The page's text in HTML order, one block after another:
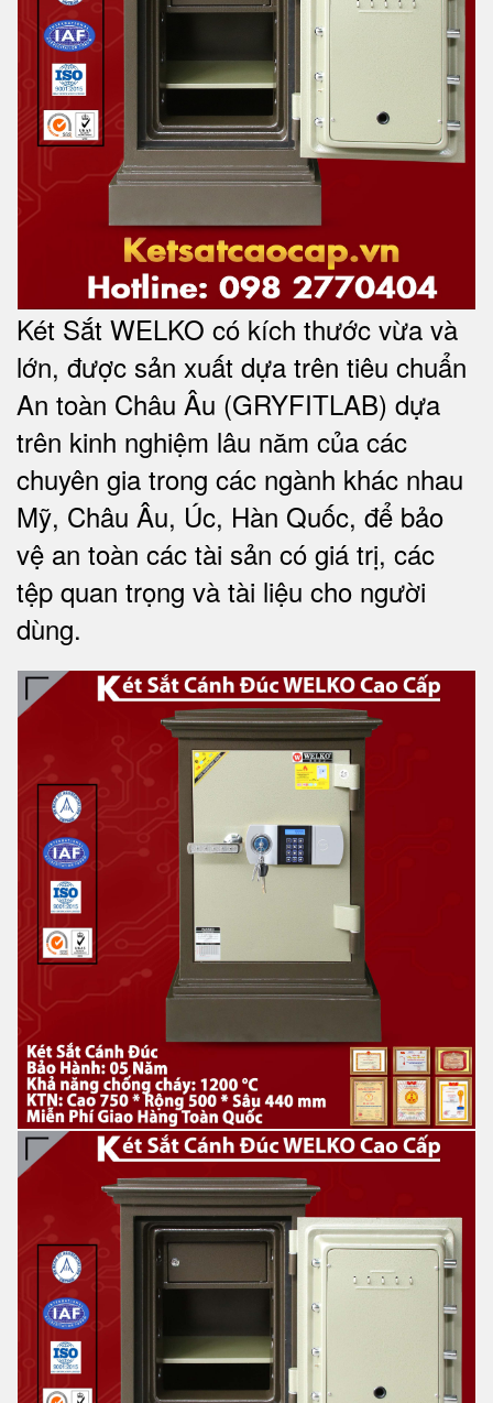
Két Sắt WELKO có kích thước vừa và
lớn, được sản xuất dựa trên tiêu chuẩn
An toàn Châu Âu (GRYFITLAB) dựa
trên kinh nghiệm lâu năm của các
chuyên gia trong các ngành khác nhau
Mỹ, Châu Âu, Úc, Hàn Quốc, để bảo
vệ an toàn các tài sản có giá trị, các
tệp quan trọng và tài liệu cho người
dùng.